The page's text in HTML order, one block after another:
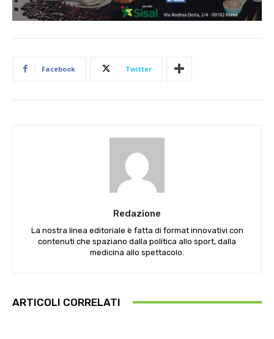
Facebook Twitter
Redazione
La nostra linea editoriale è fatta di format innovativi con
contenuti che spaziano dalla politica allo sport, dalla
medicina allo spettacolo.
ARTICOLI CORRELATI